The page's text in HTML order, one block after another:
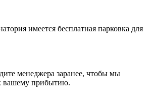
имеется бесплатная парковка для
менеджера заранее, чтобы мы
вашему прибытию.